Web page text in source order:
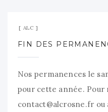
ALC
FIN DES
Nos permanences le
pour cette année. Pour
contact@alcrosne.fr ou